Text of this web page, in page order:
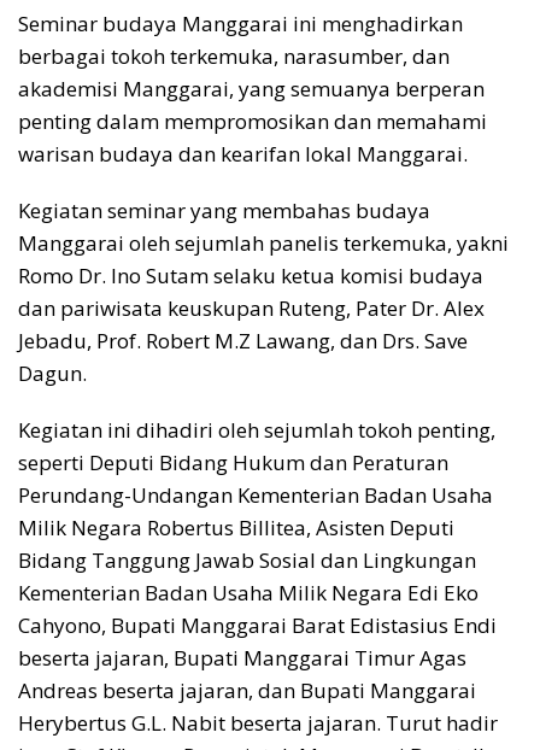
Seminar budaya Manggarai ini menghadirkan
berbagai tokoh terkemuka, narasumber, dan
akademisi Manggarai, yang semuanya berperan
penting dalam mempromosikan dan memahami
warisan budaya dan kearifan lokal Manggarai.
Kegiatan seminar yang membahas budaya
Manggarai oleh sejumlah panelis terkemuka, yakni
Romo Dr. Ino Sutam selaku ketua komisi budaya
dan pariwisata keuskupan Ruteng, Pater Dr. Alex
Jebadu, Prof. Robert M.Z Lawang, dan Drs. Save
Dagun.
Kegiatan ini dihadiri oleh sejumlah tokoh penting,
seperti Deputi Bidang Hukum dan Peraturan
Perundang-Undangan Kementerian Badan Usaha
Milik Negara Robertus Billitea, Asisten Deputi
Bidang Tanggung Jawab Sosial dan Lingkungan
Kementerian Badan Usaha Milik Negara Edi Eko
Cahyono, Bupati Manggarai Barat Edistasius Endi
beserta jajaran, Bupati Manggarai Timur Agas
Andreas beserta jajaran, dan Bupati Manggarai
Herybertus G.L. Nabit beserta jajaran. Turut hadir